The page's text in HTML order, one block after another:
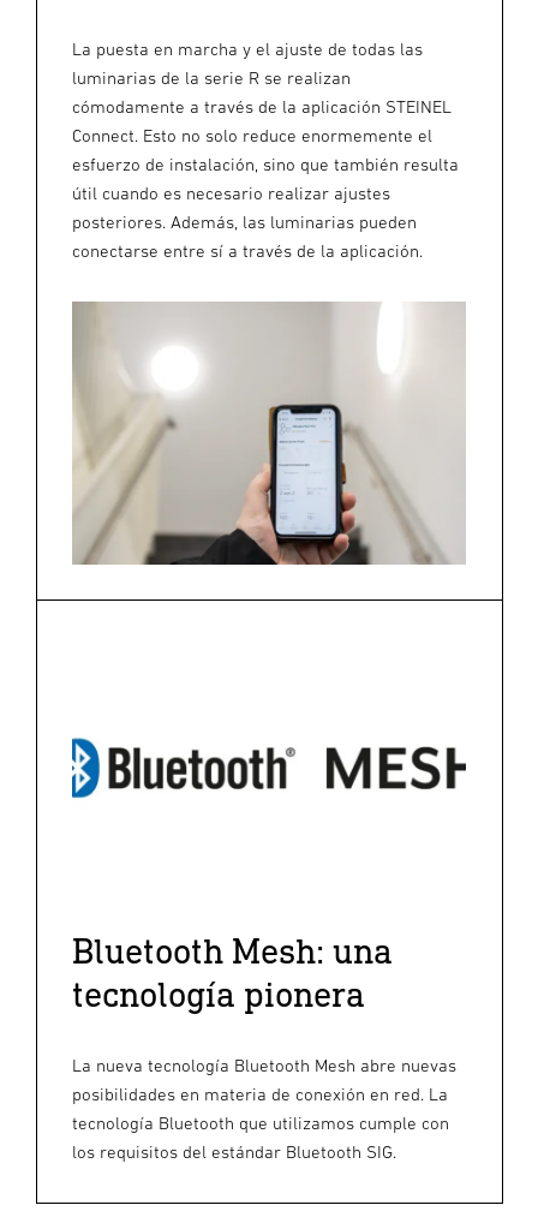
La puesta en marcha y el ajuste de todas las
luminarias de la serie R se realizan
cómodamente a través de la aplicación STEINEL
Connect. Esto no solo reduce enormemente el
esfuerzo de instalación, sino que también resulta
útil cuando es necesario realizar ajustes
posteriores. Además, las luminarias pueden
conectarse entre sí a través de la aplicación.
Bluetooth Mesh: una
tecnología pionera
La nueva tecnología Bluetooth Mesh abre nuevas
posibilidades en materia de conexión en red. La
tecnología Bluetooth que utilizamos cumple con
los requisitos del estándar Bluetooth SIG.